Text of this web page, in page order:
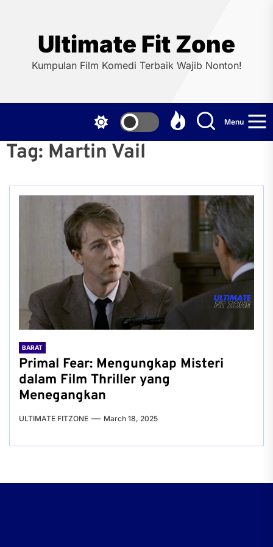
Ultimate Fit Zone
Kumpulan Film Komedi Terbaik Wajib Nonton!
Menu
Tag: Martin Vail
BARAT
Primal Fear: Mengungkap Misteri
dalam Film Thriller yang
Menegangkan
ULTIMATE FITZONE March 18, 2025